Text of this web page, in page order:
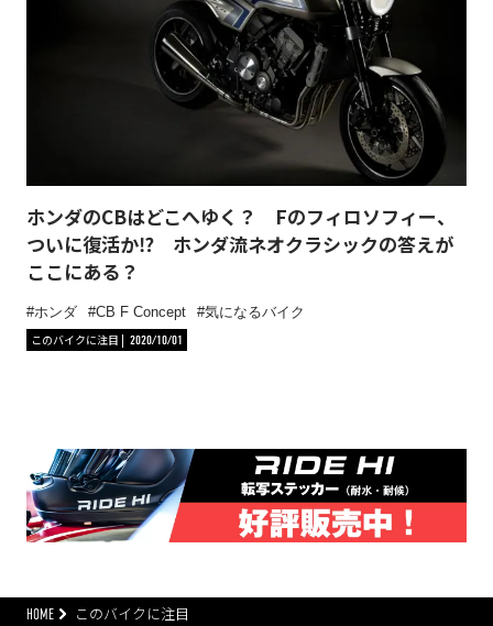
ホンダのCBはどこへゆく？ Fのフィロソフィー、
ついに復活か⁉︎ ホンダ流ネオクラシックの答えが
ここにある？
ホンダ CB F Concept
気になるバイク
このバイクに注目
2020/10/01
HOME
このバイクに注目